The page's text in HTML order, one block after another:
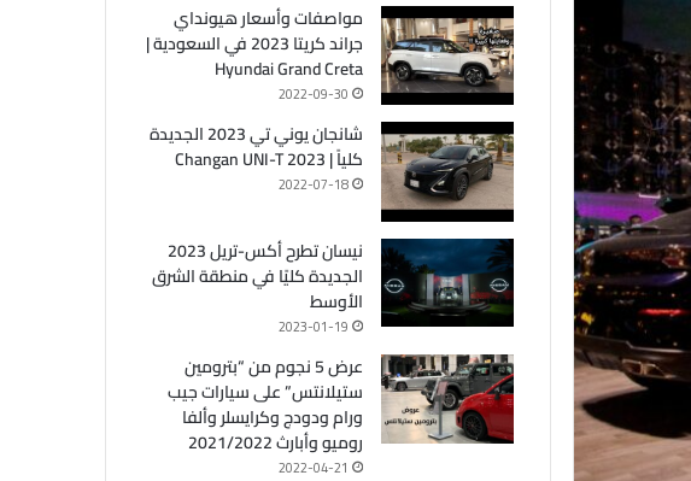
مواصفات وأسعار هيونداي
جراند كريتا 2023 في السعودية |
Hyundai Grand Creta
2022-09-30
شانجان يوني تي 2023 الجديدة
كلياً | Changan UNI-T 2023
2022-07-18
نيسان تطرح أكس-تريل 2023
الجديدة كليًا في منطقة الشرق
الأوسط
2023-01-19
عرض 5 نجوم من “بترومين
ستيلانتس” على سيارات جيب
ورام ودودج وكرايسلر وألفا
روميو وأبارث 2021/2022
2022-04-21